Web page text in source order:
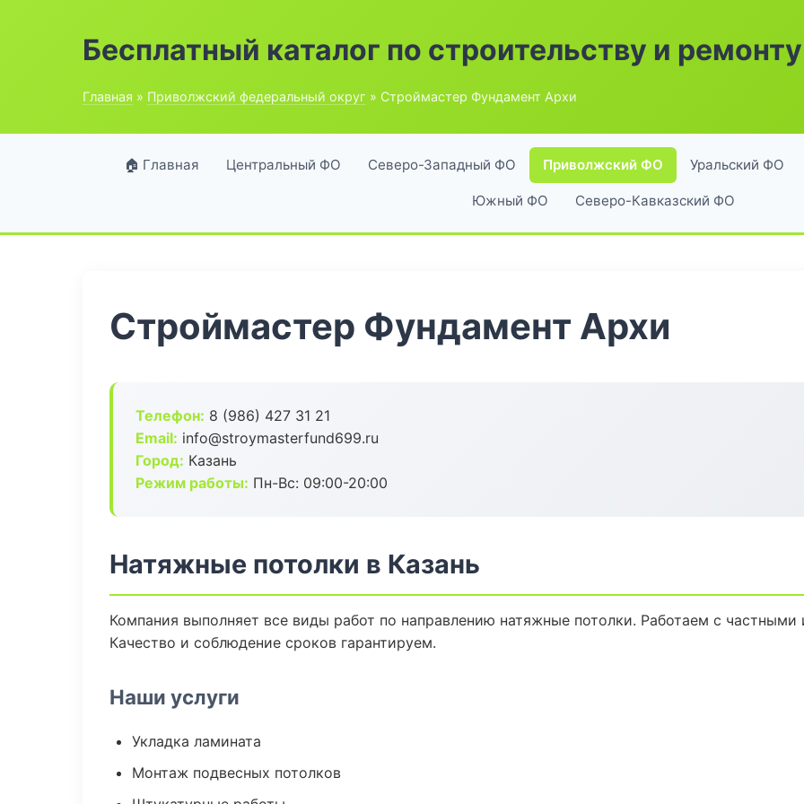
Бесплатный каталог по строительству и ремонту
Главная » Приволжский федеральный округ » Строймастер Фундамент Архи
🏠 Главная Центральный ФО Северо-Западный ФО Приволжский ФО Уральский ФО
Южный ФО Северо-Кавказский ФО
Строймастер Фундамент Архи
Телефон: 8 (986) 427 31 21
Email: info@stroymasterfund699.ru
Город: Казань
Режим работы: Пн-Вс: 09:00-20:00
Натяжные потолки в Казань
Компания выполняет все виды работ по направлению натяжные потолки. Работаем с
Качество и соблюдение сроков гарантируем.
Наши услуги
Укладка ламината
Монтаж подвесных потолков